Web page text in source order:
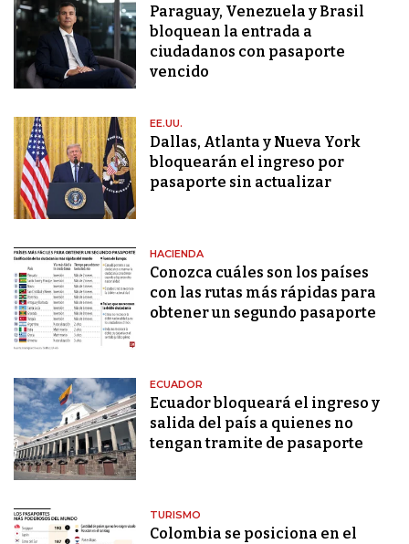
Paraguay, Venezuela y Brasil
bloquean la entrada a
ciudadanos con pasaporte
vencido
EE.UU.
Dallas, Atlanta y Nueva York
bloquearán el ingreso por
pasaporte sin actualizar
HACIENDA
Conozca cuáles son los países
con las rutas más rápidas para
obtener un segundo pasaporte
ECUADOR
Ecuador bloqueará el ingreso y
salida del país a quienes no
tengan tramite de pasaporte
TURISMO
Colombia se posiciona en el